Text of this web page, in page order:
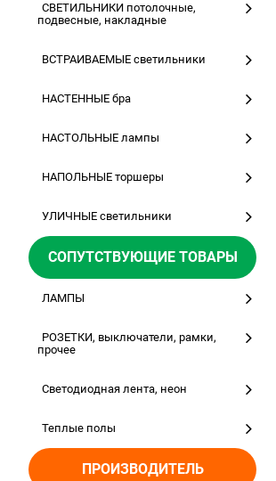
СВЕТИЛЬНИКИ потолочные,
подвесные, накладные
ВСТРАИВАЕМЫЕ светильники
НАСТЕННЫЕ бра
НАСТОЛЬНЫЕ лампы
НАПОЛЬНЫЕ торшеры
УЛИЧНЫЕ светильники
СОПУТСТВУЮЩИЕ ТОВАРЫ
ЛАМПЫ
РОЗЕТКИ, выключатели, рамки,
прочее
Светодиодная лента, неон
Теплые полы
ПРОИЗВОДИТЕЛЬ